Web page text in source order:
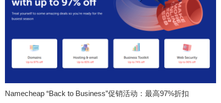
Namecheap “Back to Business”促销活动：最高97%折扣